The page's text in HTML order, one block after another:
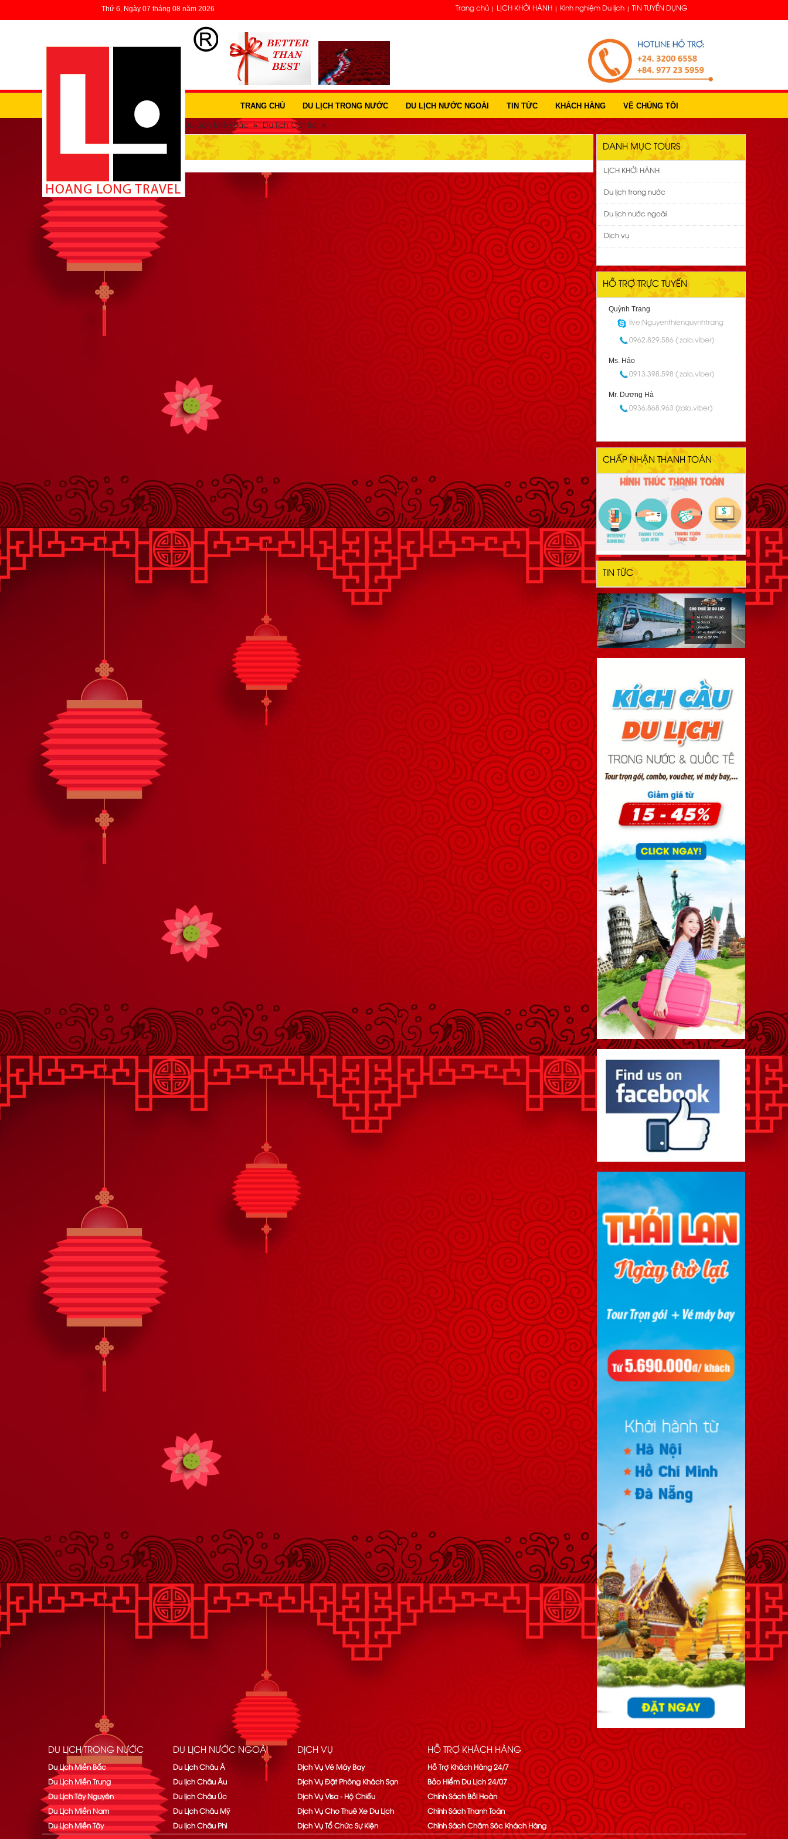
Thứ 6, Ngày 07 tháng 08 năm 2026 Trang chủ LỊCH KHỞI HÀNH Kinh nghiệm Du lịch TIN TUYỂN DỤNG
TRANG CHỦ DU LỊCH TRONG NƯỚC DU LỊCH NƯỚC NGOÀI TIN TỨC KHÁCH HÀNG VỀ CHÚNG TÔI
Du lịch trong nước Du Lịch Miền Bắc » Du lịch Cát Bà »
DANH MỤC TOURS
LỊCH KHỞI HÀNH
Du lịch trong nước
Du lịch nước ngoài
Dịch vụ
HỖ TRỢ TRỰC TUYẾN
Quỳnh Trang
live:Nguyenthienquynhtrang
0962.829.586 ( zalo,viber)
Ms. Hảo
0913.398.598 ( zalo,viber)
Mr. Dương Hà
0936.868.963 (zalo,viber)
CHẤP NHẬN THANH TOÁN
TIN TỨC
DU LỊCH CÁT BÀ
DU LỊCH TRONG NƯỚC
Du Lịch Miền Bắc
Du Lịch Miền Trung
Du Lịch Tây Nguyên
Du Lịch Miền Nam
Du Lịch Miền Tây
DU LỊCH NƯỚC NGOÀI
Du Lịch Châu Á
Du lịch Châu Âu
Du lịch Châu Úc
Du Lịch Châu Mỹ
Du lịch Châu Phi
DỊCH VỤ
Dịch Vụ Vé Máy Bay
Dịch Vụ Đặt Phòng Khách Sạn
Dịch Vụ Visa - Hộ Chiếu
Dịch Vụ Cho Thuê Xe Du Lịch
Dịch Vụ Tổ Chức Sự Kiện
HỖ TRỢ KHÁCH HÀNG
Hỗ Trợ Khách Hàng 24/7
Bảo Hiểm Du Lịch 24/07
Chính Sách Bồi Hoàn
Chính Sách Thanh Toán
Chính Sách Chăm Sóc Khách Hàng